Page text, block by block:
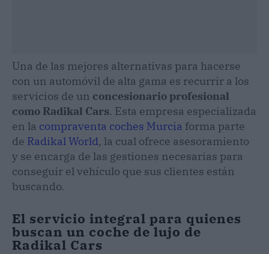
Una de las mejores alternativas para hacerse
con un automóvil de alta gama es recurrir a los
servicios de un concesionario profesional
como Radikal Cars. Esta empresa especializada
en la compraventa coches Murcia forma parte
de Radikal World, la cual ofrece asesoramiento
y se encarga de las gestiones necesarias para
conseguir el vehículo que sus clientes están
buscando.
El servicio integral para quienes
buscan un coche de lujo de
Radikal Cars